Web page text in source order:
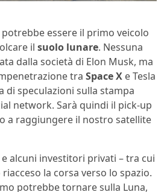
potrebbe essere il primo veicolo
il suolo lunare. Nessuna
dalla società di Elon Musk, ma
tra Space X e Tesla
di speculazioni sulla stampa
network. Sarà quindi il pick-up
a raggiungere il nostro satellite
e alcuni investitori privati – tra cui
riacceso la corsa verso lo spazio.
potrebbe tornare sulla Luna,